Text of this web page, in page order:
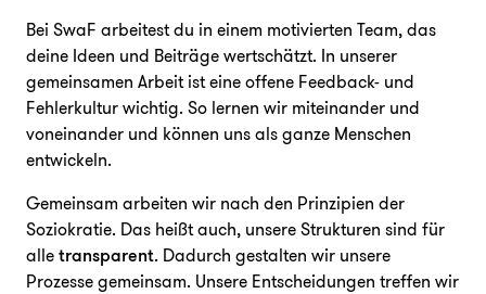
Bei SwaF arbeitest du in einem motivierten Team, das
deine Ideen und Beiträge wertschätzt. In unserer
gemeinsamen Arbeit ist eine offene Feedback- und
Fehlerkultur wichtig. So lernen wir miteinander und
voneinander und können uns als ganze Menschen
entwickeln.
Gemeinsam arbeiten wir nach den Prinzipien der
Soziokratie. Das heißt auch, unsere Strukturen sind für
alle transparent. Dadurch gestalten wir unsere
Prozesse gemeinsam. Unsere Entscheidungen treffen wir